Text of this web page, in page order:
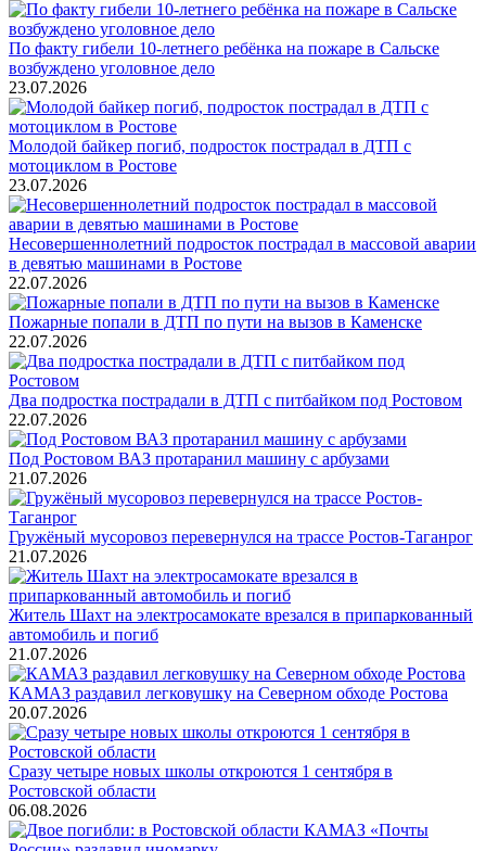
По факту гибели 10-летнего ребёнка на пожаре в Сальске
возбуждено уголовное дело
23.07.2026
Молодой байкер погиб, подросток пострадал в ДТП с
мотоциклом в Ростове
23.07.2026
Несовершеннолетний подросток пострадал в массовой аварии
в девятью машинами в Ростове
22.07.2026
Пожарные попали в ДТП по пути на вызов в Каменске
22.07.2026
Два подростка пострадали в ДТП с питбайком под Ростовом
22.07.2026
Под Ростовом ВАЗ протаранил машину с арбузами
21.07.2026
Гружёный мусоровоз перевернулся на трассе Ростов-Таганрог
21.07.2026
Житель Шахт на электросамокате врезался в припаркованный
автомобиль и погиб
21.07.2026
КАМАЗ раздавил легковушку на Северном обходе Ростова
20.07.2026
Сразу четыре новых школы откроются 1 сентября в
Ростовской области
06.08.2026